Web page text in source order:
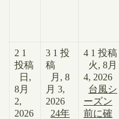
2 1
投稿
日,
8月
2,
2026
3 1 投
稿
月, 8
月 3,
2026
24年
4 1 投稿
火, 8月
4, 2026
台風シ
ーズン
前に確